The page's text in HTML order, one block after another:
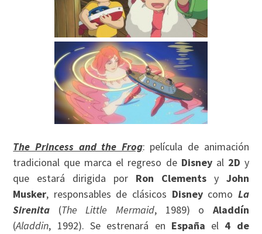
The Princess and the Frog: película de animación
tradicional que marca el regreso de Disneyal 2D y
que estará dirigida por Ron Clementsy John
Musker, responsables de clásicos Disneycomo La
Sirenita (The Little Mermaid, 1989) o Aladdín
(Aladdin, 1992). Se estrenará en España el 4 de